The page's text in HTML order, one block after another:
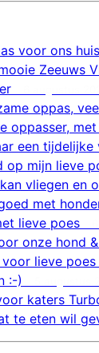
voor ons
Zeeuws
oppas,
oppasser,
een tijdelijke
op mijn lieve
vliegen en
met
lieve poes
onze hond
lieve poes
:-)
katers
te eten wil